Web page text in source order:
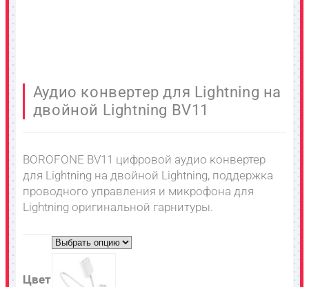
Аудио конвертер для Lightning на
двойной Lightning BV11
BOROFONE BV11 цифровой аудио конвертер
для Lightning на двойной Lightning, поддержка
проводного управления и микрофона для
Lightning оригинальной гарнитуры.
Цвет